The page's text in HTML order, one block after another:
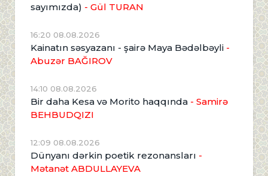
sayımızda) - Gül TURAN
16:20 08.08.2026
Kainatın səsyazanı - şairə Maya Bədəlbəyli -
Abuzər BAĞIROV
14:10 08.08.2026
Bir daha Kesa və Morito haqqında - Samirə
BEHBUDQIZI
12:09 08.08.2026
Dünyanı dərkin poetik rezonansları -
Mətanət ABDULLAYEVA